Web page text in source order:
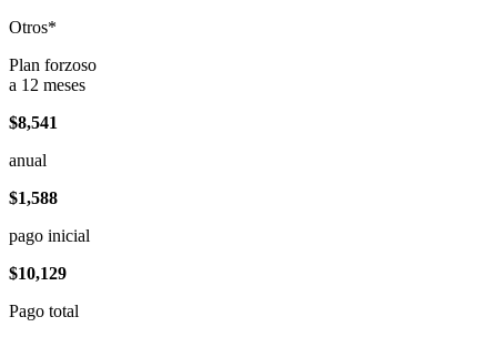
Otros*
Plan forzoso
a 12 meses
$8,541
anual
$1,588
pago inicial
$10,129
Pago total